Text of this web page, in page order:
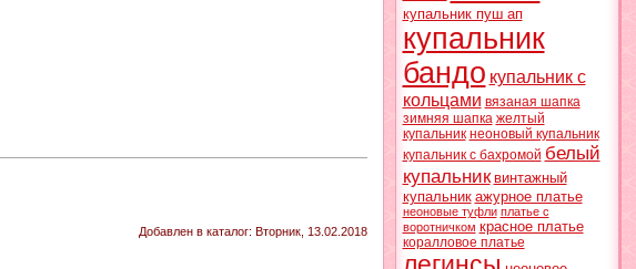
Добавлен в каталог: Вторник, 13.02.2018
купальник пуш ап
купальник
бандо купальник с
кольцами вязаная шапка
зимняя шапка желтый
купальник неоновый купальник
купальник с бахромой белый
купальник винтажный
купальник ажурное платье
неоновые туфли платье с
воротничком красное платье
коралловое платье